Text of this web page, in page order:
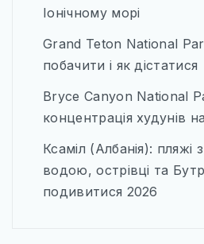
Іонічному морі
Grand Teton National
побачити і як дістатися
Bryce Canyon National
концентрація худунів
Ксаміл (Албанія): пляжі
водою, острівці та
подивитися 2026